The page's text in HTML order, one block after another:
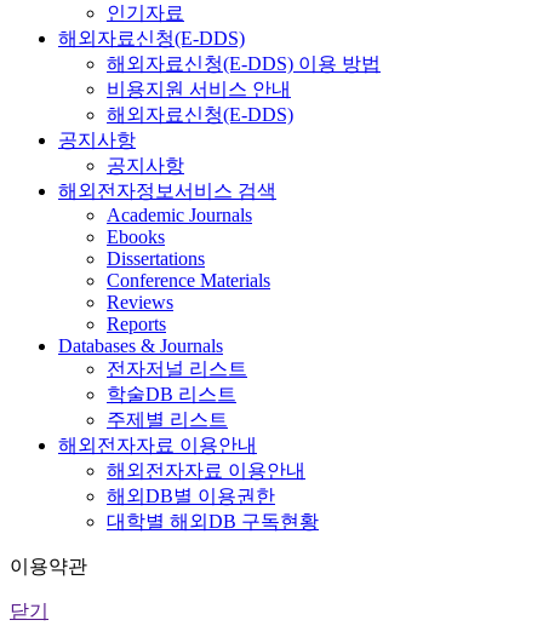
인기자료
해외자료신청(E-DDS)
해외자료신청(E-DDS) 이용 방법
비용지원 서비스 안내
해외자료신청(E-DDS)
공지사항
공지사항
해외전자정보서비스 검색
Academic Journals
Ebooks
Dissertations
Conference Materials
Reviews
Reports
Databases & Journals
전자저널 리스트
학술DB 리스트
주제별 리스트
해외전자자료 이용안내
해외전자자료 이용안내
해외DB별 이용권한
대학별 해외DB 구독현황
이용약관
닫기